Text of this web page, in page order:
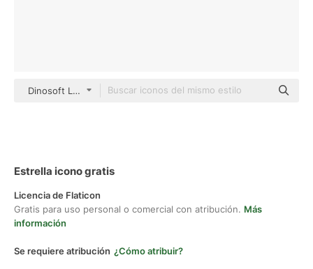
Dinosoft Lineal
Estrella icono gratis
Licencia de Flaticon
Gratis para uso personal o comercial con atribución. Más
información
Se requiere atribución ¿Cómo atribuir?